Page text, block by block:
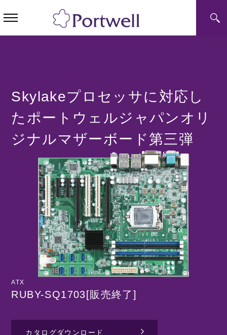
Skylakeプロセッサに対応し
たポートウェルジャパンオリ
ジナルマザーボード第三弾
ATX
RUBY-SQ1703[販売終了]
カタログダウンロード